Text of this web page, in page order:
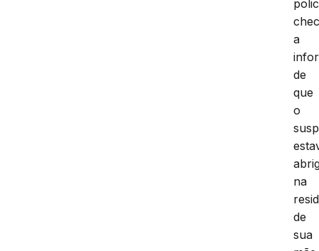
a
de
que
o
na
de
sua